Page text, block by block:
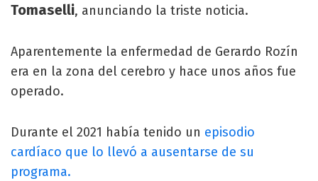
Tomaselli, anunciando la triste noticia.
Aparentemente la enfermedad de Gerardo Rozín
era en la zona del cerebro y hace unos años fue
operado.
Durante el 2021 había tenido un episodio
cardíaco que lo llevó a ausentarse de su
programa.